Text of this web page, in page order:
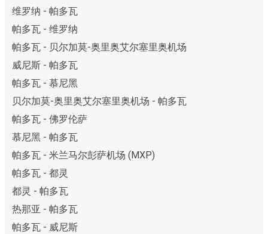
维罗纳 - 帕多瓦
帕多瓦 - 维罗纳
帕多瓦 - 贝尔加莫-奥里奥艾尔塞里奥机场
威尼斯 - 帕多瓦
帕多瓦 - 慕尼黑
贝尔加莫-奥里奥艾尔塞里奥机场 - 帕多瓦
帕多瓦 - 佛罗伦萨
慕尼黑 - 帕多瓦
帕多瓦 - 米兰马尔彭萨机场 (MXP)
帕多瓦 - 都灵
都灵 - 帕多瓦
热那亚 - 帕多瓦
帕多瓦 - 威尼斯